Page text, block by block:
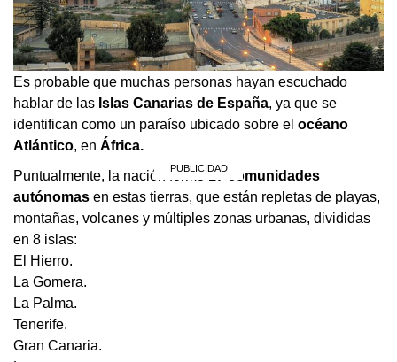
Es probable que muchas personas hayan escuchado
hablar de las Islas Canarias de España, ya que se
identifican como un paraíso ubicado sobre el océano
Atlántico, en África.
Puntualmente, la nación formó17 comunidades
autónomas en estas tierras, que están repletas de playas,
montañas, volcanes y múltiples zonas urbanas, divididas
en 8 islas:
El Hierro.
La Gomera.
La Palma.
Tenerife.
Gran Canaria.